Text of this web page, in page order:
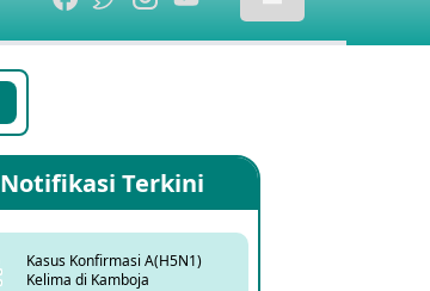
Notifikasi Terkini
Kasus Konfirmasi A(H5N1)
Kelima di Kamboja